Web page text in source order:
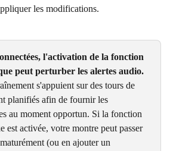
les modifications.
l'activation de la fonction
peut perturber les alertes audio.
s'appuient sur des tours de
planifiés afin de fournir les
au moment opportun. Si la fonction
est activée, votre montre peut passer
(ou en ajouter un